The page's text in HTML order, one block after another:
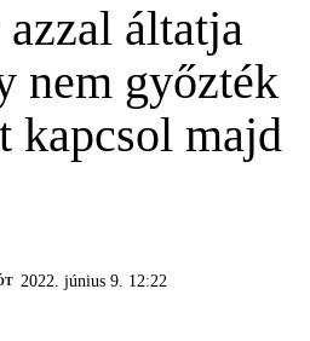
azzal áltatja
nem győzték
kapcsol majd
2022. június 9. 12:22